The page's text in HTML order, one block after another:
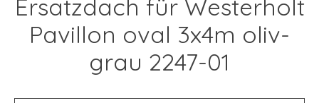
Ersatzdach für Westerholt
Pavillon oval 3x4m oliv-
grau 2247-01